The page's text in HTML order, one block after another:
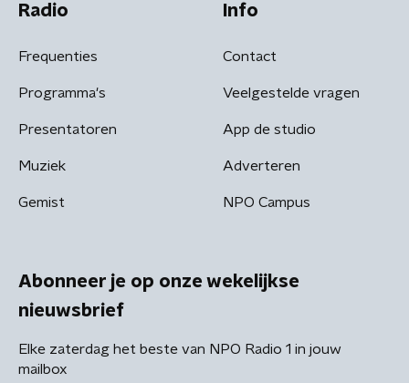
Radio
Frequenties
Programma's
Presentatoren
Muziek
Gemist
Info
Contact
Veelgestelde vragen
App de studio
Adverteren
NPO Campus
Abonneer je op onze wekelijkse
nieuwsbrief
Elke zaterdag het beste van NPO Radio 1 in jouw
mailbox